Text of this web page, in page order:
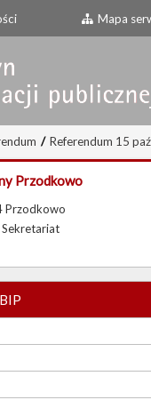
Mapa
/ Referendum 15
Przodkowo
Przodkowo
BIP